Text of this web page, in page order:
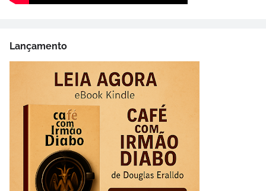
Lançamento